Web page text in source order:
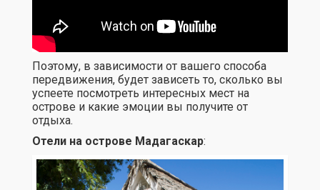
Поэтому, в зависимости от вашего способа
передвижения, будет зависеть то, сколько вы
успеете посмотреть интересных мест на
острове и какие эмоции вы получите от
отдыха.
Отели на острове Мадагаскар: